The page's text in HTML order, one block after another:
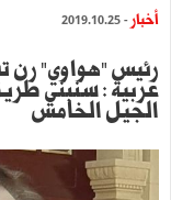
أخبار - 2019.10.25
رئيس "هواوي" رن
عربية : سنبني
الجيل الخامس